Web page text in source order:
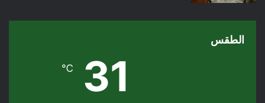
الطقس
31
℃